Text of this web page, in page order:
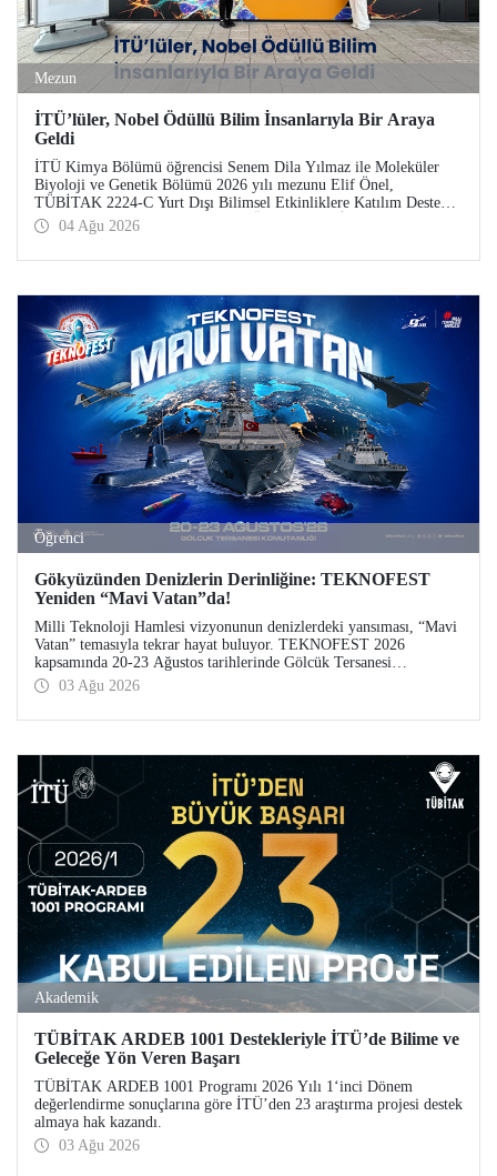
Mezun
İTÜ’lüler, Nobel Ödüllü Bilim İnsanlarıyla Bir Araya
Geldi
İTÜ Kimya Bölümü öğrencisi Senem Dila Yılmaz ile Moleküler
Biyoloji ve Genetik Bölümü 2026 yılı mezunu Elif Önel,
TÜBİTAK 2224-C Yurt Dışı Bilimsel Etkinliklere Katılım Desteği
kapsamında 75’inci Lindau Nobel Ödüllü Bilim İnsanları
Toplantısı’na katıldı.
04 Ağu 2026
Öğrenci
Gökyüzünden Denizlerin Derinliğine: TEKNOFEST
Yeniden “Mavi Vatan”da!
Milli Teknoloji Hamlesi vizyonunun denizlerdeki yansıması, “Mavi
Vatan” temasıyla tekrar hayat buluyor. TEKNOFEST 2026
kapsamında 20-23 Ağustos tarihlerinde Gölcük Tersanesi
Komutanlığı’nda düzenlenecek TEKNOFEST Mavi Vatan,
denizcilik ve su altı teknolojilerinin ön plana çıkacağı özel bir
03 Ağu 2026
Akademik
TÜBİTAK ARDEB 1001 Destekleriyle İTÜ’de Bilime ve
Geleceğe Yön Veren Başarı
TÜBİTAK ARDEB 1001 Programı 2026 Yılı 1‘inci Dönem
değerlendirme sonuçlarına göre İTÜ’den 23 araştırma projesi destek
almaya hak kazandı.
03 Ağu 2026